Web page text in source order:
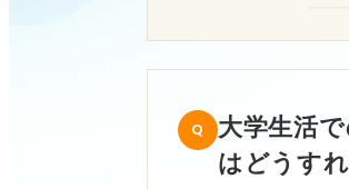
大学生活
はどうす